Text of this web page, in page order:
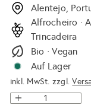
Preis
Alentejo,
Alfrocheiro ·
Trincadeira
Bio · Vegan
Auf Lager
inkl. MwSt. zzgl.